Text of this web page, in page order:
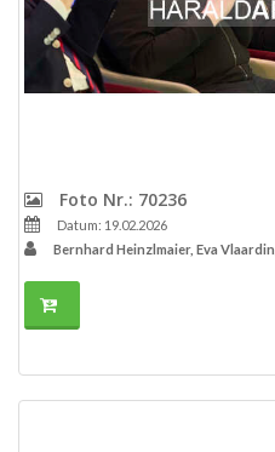
Foto Nr.: 70236
Datum: 19.02.2026
Bernhard Heinzlmaier, Eva